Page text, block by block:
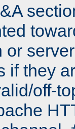
or
if they
off-